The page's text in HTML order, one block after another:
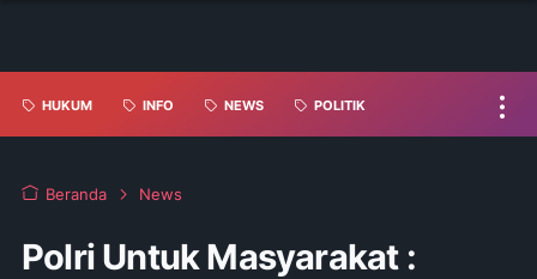
HUKUM INFO NEWS POLITIK
Beranda News
Polri Untuk Masyarakat :